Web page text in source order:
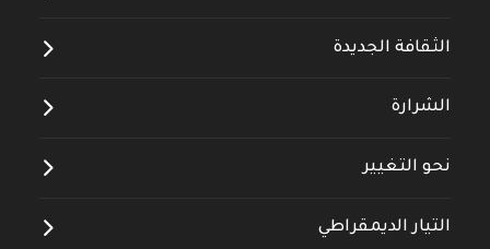
الثقافة الجديدة
الشرارة
نحو التغيير
التيار الديمقراطي